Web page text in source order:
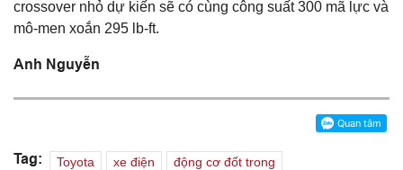
crossover nhỏ dự kiến ​​​​sẽ có cùng công suất 300 mã lực và
mô-men xoắn 295 lb-ft.
Anh Nguyễn
Tag: Toyota xe điện động cơ đốt trong